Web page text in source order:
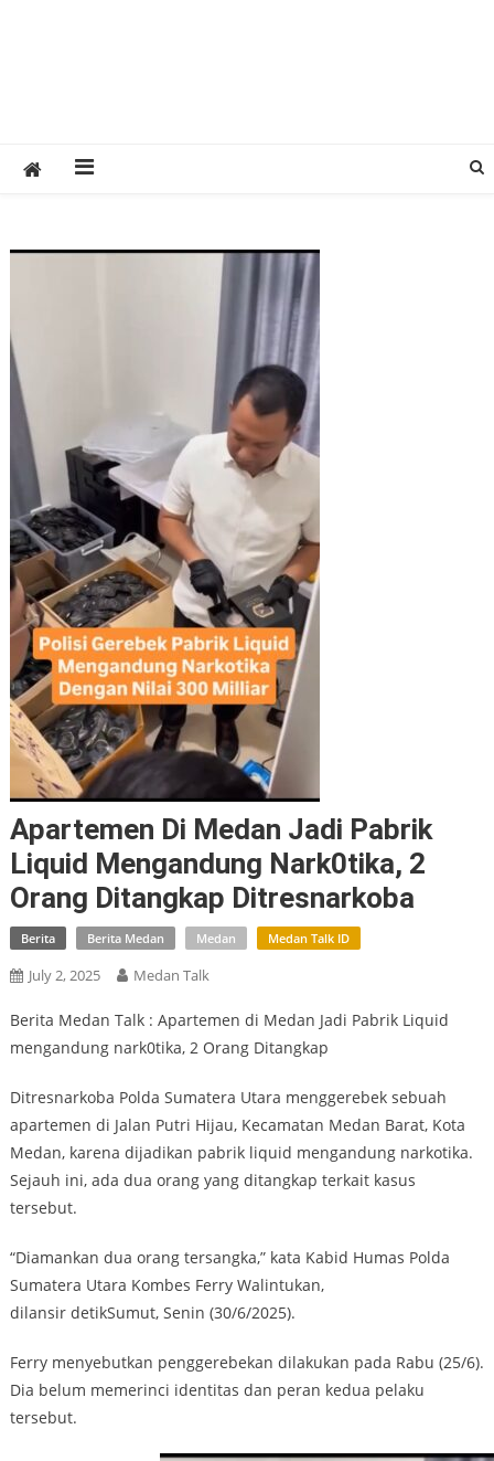
Apartemen Di Medan Jadi Pabrik
Liquid Mengandung Nark0tika, 2
Orang Ditangkap Ditresnarkoba
Berita Berita Medan Medan Medan Talk ID
July 2, 2025 Medan Talk
Berita Medan Talk : Apartemen di Medan Jadi Pabrik Liquid
mengandung nark0tika, 2 Orang Ditangkap
Ditresnarkoba Polda Sumatera Utara menggerebek sebuah
apartemen di Jalan Putri Hijau, Kecamatan Medan Barat, Kota
Medan, karena dijadikan pabrik liquid mengandung narkotika.
Sejauh ini, ada dua orang yang ditangkap terkait kasus
tersebut.
“Diamankan dua orang tersangka,” kata Kabid Humas Polda
Sumatera Utara Kombes Ferry Walintukan,
dilansir detikSumut, Senin (30/6/2025).
Ferry menyebutkan penggerebekan dilakukan pada Rabu (25/6).
Dia belum memerinci identitas dan peran kedua pelaku
tersebut.